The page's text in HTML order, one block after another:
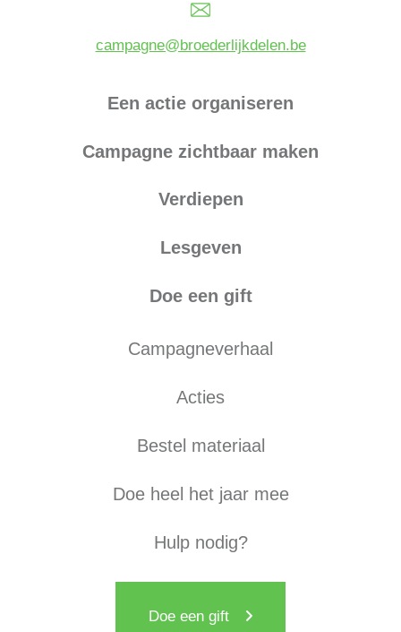
campagne@broederlijkdelen.be
Een actie organiseren
Campagne zichtbaar maken
Verdiepen
Lesgeven
Doe een gift
Campagneverhaal
Acties
Bestel materiaal
Doe heel het jaar mee
Hulp nodig?
Doe een gift